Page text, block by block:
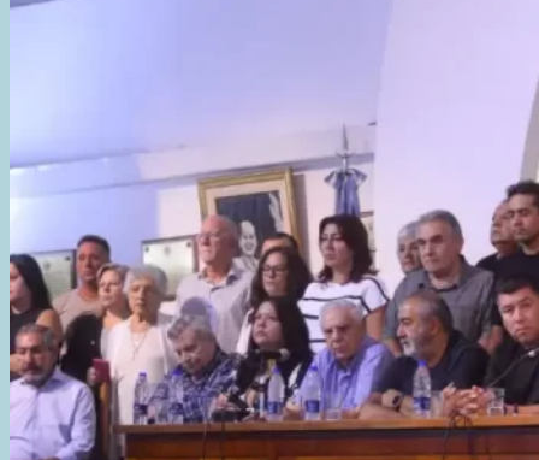
la
conducción
la
CGT
en
la
antesala
del
debate
en
el
Senado